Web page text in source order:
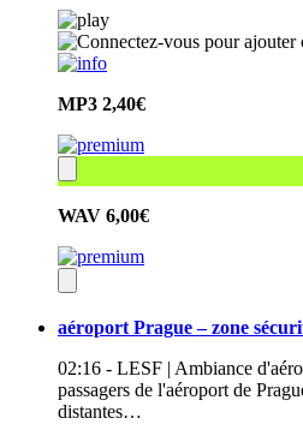
MP3 2,40€
WAV 6,00€
aéroport Prague – zone
02:16 - LESF | Ambiance
passagers de l'aéroport de
distantes…